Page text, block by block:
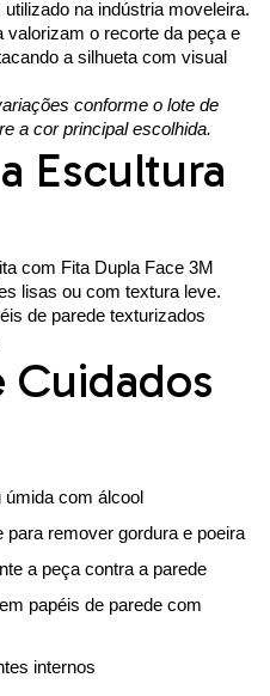
na indústria moveleira.
o recorte da peça e
a silhueta com visual
conforme o lote de
a cor principal escolhida.
Escultura
com Fita Dupla Face 3M
lisas ou com textura leve.
de parede texturizados
Cuidados
úmida com álcool
para remover gordura e poeira
a peça contra a parede
papéis de parede com
internos